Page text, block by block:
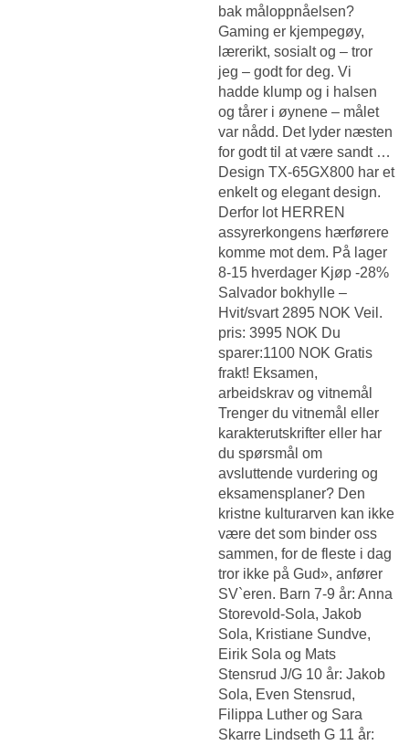
bak måloppnåelsen?
Gaming er kjempegøy,
lærerikt, sosialt og – tror
jeg – godt for deg. Vi
hadde klump og i halsen
og tårer i øynene – målet
var nådd. Det lyder næsten
for godt til at være sandt …
Design TX-65GX800 har et
enkelt og elegant design.
Derfor lot HERREN
assyrerkongens hærførere
komme mot dem. På lager
8-15 hverdager Kjøp -28%
Salvador bokhylle –
Hvit/svart 2895 NOK Veil.
pris: 3995 NOK Du
sparer:1100 NOK Gratis
frakt! Eksamen,
arbeidskrav og vitnemål
Trenger du vitnemål eller
karakterutskrifter eller har
du spørsmål om
avsluttende vurdering og
eksamensplaner? Den
kristne kulturarven kan ikke
være det som binder oss
sammen, for de fleste i dag
tror ikke på Gud», anfører
SV`eren. Barn 7-9 år: Anna
Storevold-Sola, Jakob
Sola, Kristiane Sundve,
Eirik Sola og Mats
Stensrud J/G 10 år: Jakob
Sola, Even Stensrud,
Filippa Luther og Sara
Skarre Lindseth G 11 år: